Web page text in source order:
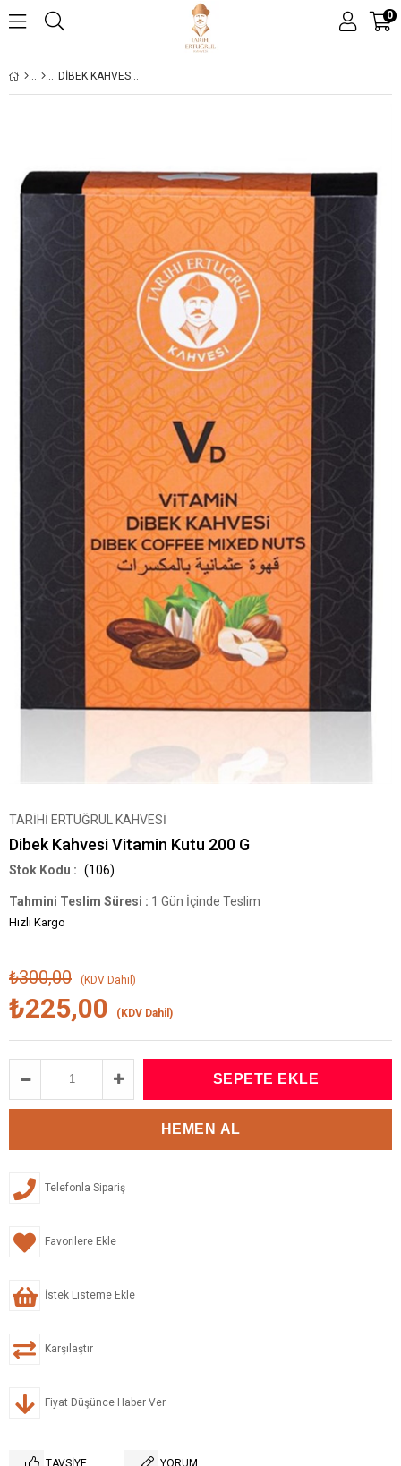
0
DIBEK KAHVESI VITAMIN KUTU 200 G
TARİHİ ERTUĞRUL KAHVESİ
Dibek Kahvesi Vitamin Kutu 200 G
(106)
Tahmini Teslim Süresi : 1 Gün İçinde Teslim
Hızlı Kargo
₺300,00 (KDV Dahil)
₺225,00 (KDV Dahil)
Telefonla Sipariş
Favorilere Ekle
İstek Listeme Ekle
Karşılaştır
Fiyat Düşünce Haber Ver
TAVSIYE YORUM